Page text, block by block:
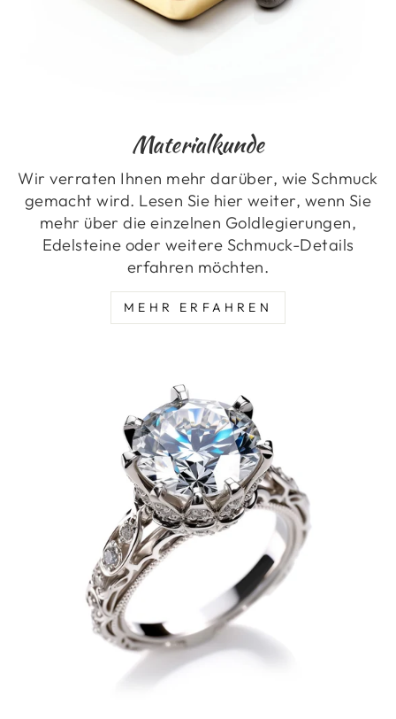
Materialkunde
Wir verraten Ihnen mehr darüber, wie Schmuck
gemacht wird. Lesen Sie hier weiter, wenn Sie
mehr über die einzelnen Goldlegierungen,
Edelsteine oder weitere Schmuck-Details
erfahren möchten.
MEHR ERFAHREN